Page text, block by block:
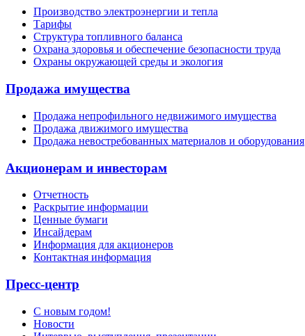
Производство электроэнергии и тепла
Тарифы
Структура топливного баланса
Охрана здоровья и обеспечение безопасности труда
Охраны окружающей среды и экология
Продажа имущества
Продажа непрофильного недвижимого имущества
Продажа движимого имущества
Продажа невостребованных материалов и оборудования
Акционерам и инвесторам
Отчетность
Раскрытие информации
Ценные бумаги
Инсайдерам
Информация для акционеров
Контактная информация
Пресс-центр
С новым годом!
Новости